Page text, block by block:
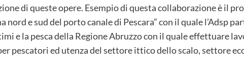
di queste opere. Esempio di questa collaborazione è il
e sud del porto canale di Pescara” con il quale l’Adsp
e la pesca della Regione Abruzzo con il quale effettuare
pescatori ed utenza del settore ittico dello scalo, settore